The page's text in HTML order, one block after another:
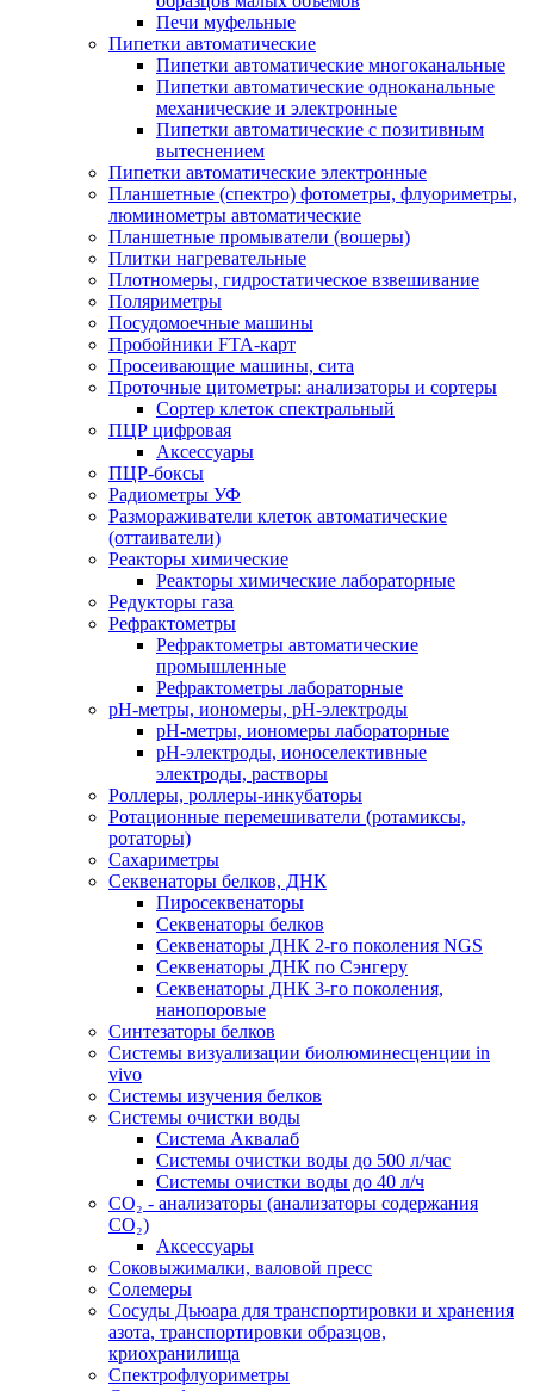
Печи муфельные
Пипетки автоматические
Пипетки автоматические многоканальные
Пипетки автоматические одноканальные
механические и электронные
Пипетки автоматические с позитивным
вытеснением
Пипетки автоматические электронные
Планшетные (спектро) фотометры, флуориметры,
люминометры автоматические
Планшетные промыватели (вошеры)
Плитки нагревательные
Плотномеры, гидростатическое взвешивание
Поляриметры
Посудомоечные машины
Пробойники FTA-карт
Просеивающие машины, сита
Проточные цитометры: анализаторы и сортеры
Сортер клеток спектральный
ПЦР цифровая
Аксессуары
ПЦР-боксы
Радиометры УФ
Размораживатели клеток автоматические
(оттаиватели)
Реакторы химические
Реакторы химические лабораторные
Редукторы газа
Рефрактометры
Рефрактометры автоматические
промышленные
Рефрактометры лабораторные
рН-метры, иономеры, рН-электроды
рН-метры, иономеры лабораторные
рН-электроды, ионоселективные
электроды, растворы
Роллеры, роллеры-инкубаторы
Ротационные перемешиватели (ротамиксы,
ротаторы)
Сахариметры
Секвенаторы белков, ДНК
Пиросеквенаторы
Секвенаторы белков
Секвенаторы ДНК 2-го поколения NGS
Секвенаторы ДНК по Сэнгеру
Секвенаторы ДНК 3-го поколения,
нанопоровые
Синтезаторы белков
Системы визуализации биолюминесценции in
vivo
Системы изучения белков
Системы очистки воды
Система Аквалаб
Системы очистки воды до 500 л/час
Системы очистки воды до 40 л/ч
СО₂ - анализаторы (анализаторы содержания
СО₂)
Аксессуары
Соковыжималки, валовой пресс
Солемеры
Сосуды Дьюара для транспортировки и хранения
азота, транспортировки образцов,
криохранилища
Спектрофлуориметры